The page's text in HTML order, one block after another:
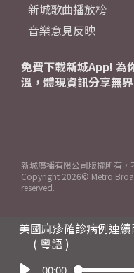
美國麻疹確診病例連
( 粵語 )
00:00
新城歌曲播放榜
音樂意見反映
免費下載新城App! 為
溫，體現資訊分享無界
新城廣播有限公司版權所有，
Copyright 2026© Metro
reserved.